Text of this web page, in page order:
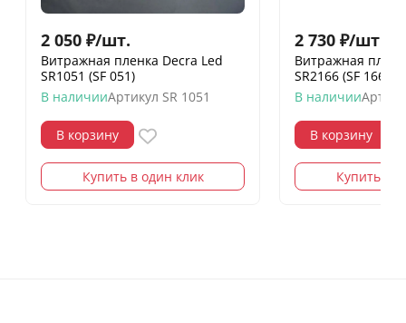
2 050 ₽/шт.
Витражная пленка Decra Led
SR1051 (SF 051)
В наличииАртикул SR 1051
В корзину
Купить в один клик
2 730 ₽/шт.
Витражная
SR2166 (SF 166)
В наличии
В корзину
Купить в